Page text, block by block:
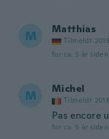
M Matthias
Tilmeldt 2018
for ca. 5 år siden
M Michel
Tilmeldt 2018
Pas encore
for ca. 5 år siden